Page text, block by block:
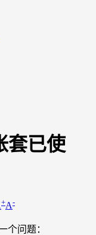
套已使
+A-
个问题：